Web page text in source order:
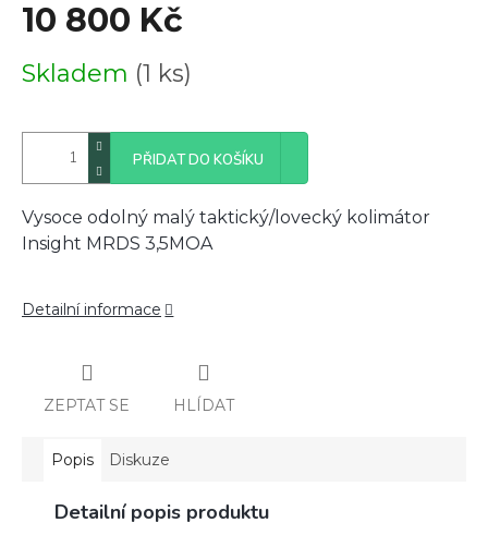
10 800 Kč
cena:
Skladem (1 ks)
PŘIDAT DO KOŠÍKU
Vysoce odolný malý taktický/lovecký kolimátor
Insight MRDS 3,5MOA
Detailní informace
ZEPTAT SE HLÍDAT
Popis Diskuze
Detailní popis produktu